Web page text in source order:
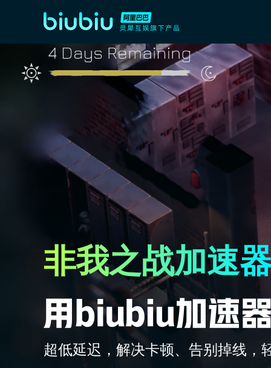
非我之战加速
超低延迟，解决卡顿、告别掉线，